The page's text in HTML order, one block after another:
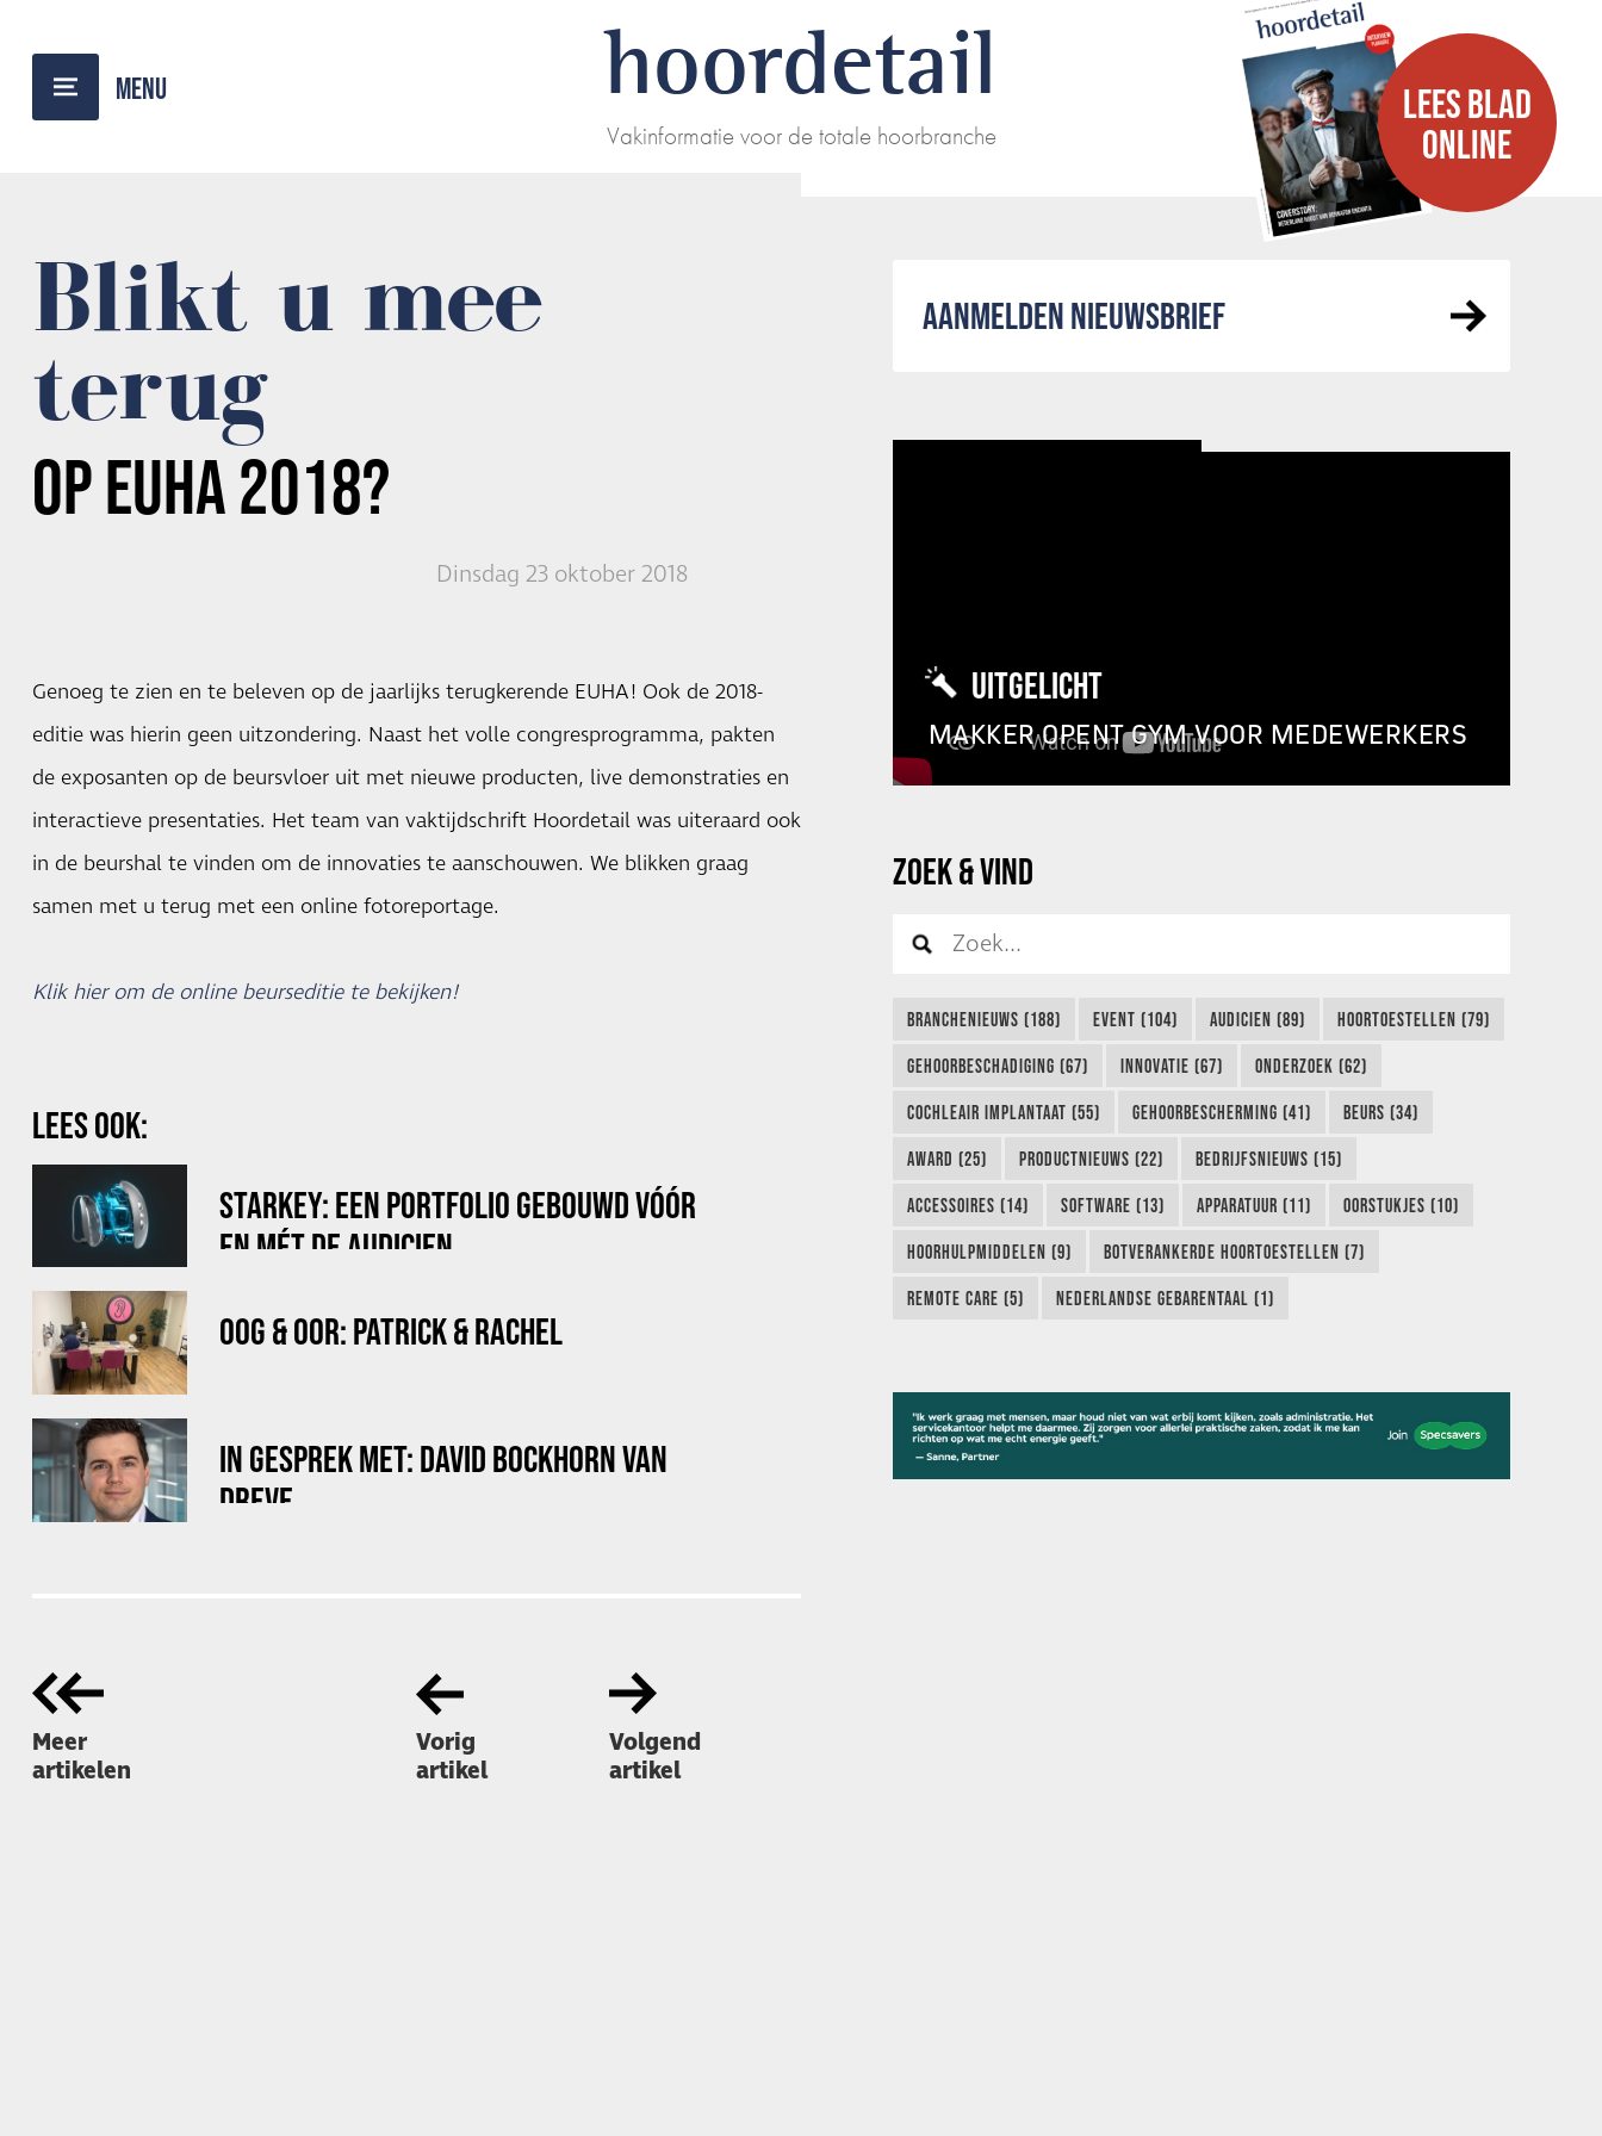
hoordetail
Vakinformatie voor de totale hoorbranche
LEES BLAD
ONLINE
Blikt u mee
terug
OPEUHA 2018?
Dinsdag 23 oktober 2018
Genoeg te zien en te beleven op de jaarlijks terugkerende EUHA! Ook de 2018-
editie was hierin geen uitzondering. Naast het volle congresprogramma, pakten
de exposanten op de beursvloer uit met nieuwe producten, live demonstraties en
interactieve presentaties. Het team van vaktijdschrift Hoordetail was uiteraard ook
in de beurshal te vinden om de innovaties te aanschouwen. We blikken graag
samen met u terug met een online fotoreportage.
Klik hier om de online beurseditie te bekijken!
LEES OOK:
STARKEY: EEN PORTFOLIO GEBOUWD VÓÓR
EN MÉT DE AUDICIEN
OOG & OOR: PATRICK & RACHEL
IN GESPREK MET: DAVID BOCKHORN VAN
DREVE
Meer
artikelen
Vorig
artikel
Volgend
artikel
AANMELDEN NIEUWSBRIEF
UITGELICHT
MAKKER OPENT GYM VOOR MEDEWERKERS
ZOEK & VIND
BRANCHENIEUWS (188) EVENT (104) AUDICIEN (89) HOORTOESTELLEN (79)
GEHOORBESCHADIGING (67) INNOVATIE (67) ONDERZOEK (62)
COCHLEAIR IMPLANTAAT (55) GEHOORBESCHERMING (41) BEURS (34)
AWARD (25) PRODUCTNIEUWS (22) BEDRIJFSNIEUWS (15)
ACCESSOIRES (14) SOFTWARE (13) APPARATUUR (11) OORSTUKJES (10)
HOORHULPMIDDELEN (9) BOTVERANKERDE HOORTOESTELLEN (7)
REMOTE CARE (5) NEDERLANDSE GEBARENTAAL (1)